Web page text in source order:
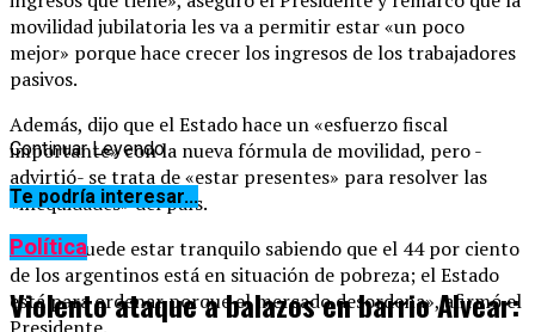
movilidad jubilatoria les va a permitir estar «un poco
mejor» porque hace crecer los ingresos de los trabajadores
pasivos.
Además, dijo que el Estado hace un «esfuerzo fiscal
importante» con la nueva fórmula de movilidad, pero -
advirtió- se trata de «estar presentes» para resolver las
«inequidades» del país.
«Nadie puede estar tranquilo sabiendo que el 44 por ciento
de los argentinos está en situación de pobreza; el Estado
está para ordenar porque el mercado desordena», afirmó el
Continuar Leyendo
Te podría interesar...
Política
Violento ataque a balazos en barrio Alvear: